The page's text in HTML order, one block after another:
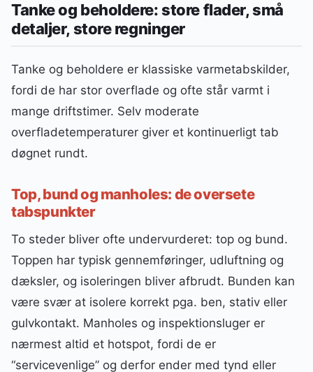
Tanke og beholdere: store flader, små
detaljer, store regninger
Tanke og beholdere er klassiske varmetabskilder,
fordi de har stor overflade og ofte står varmt i
mange driftstimer. Selv moderate
overfladetemperaturer giver et kontinuerligt tab
døgnet rundt.
Top, bund og manholes: de oversete
tabspunkter
To steder bliver ofte undervurderet: top og bund.
Toppen har typisk gennemføringer, udluftning og
dæksler, og isoleringen bliver afbrudt. Bunden kan
være svær at isolere korrekt pga. ben, stativ eller
gulvkontakt. Manholes og inspektionsluger er
nærmest altid et hotspot, fordi de er
“servicevenlige” og derfor ender med tynd eller